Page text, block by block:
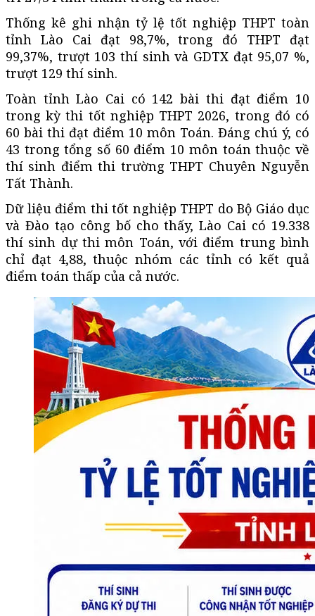
Thống kê ghi nhận tỷ lệ tốt nghiệp THPT toàn
tỉnh Lào Cai đạt 98,7%, trong đó THPT đạt
99,37%, trượt 103 thí sinh và GDTX đạt 95,07 %,
trượt 129 thí sinh.
Toàn tỉnh Lào Cai có 142 bài thi đạt điểm 10
trong kỳ thi tốt nghiệp THPT 2026, trong đó có
60 bài thi đạt điểm 10 môn Toán. Đáng chú ý, có
43 trong tổng số 60 điểm 10 môn toán thuộc về
thí sinh điểm thi trường THPT Chuyên Nguyễn
Tất Thành.
Dữ liệu điểm thi tốt nghiệp THPT do Bộ Giáo dục
và Đào tạo công bố cho thấy, Lào Cai có 19.338
thí sinh dự thi môn Toán, với điểm trung bình
chỉ đạt 4,88, thuộc nhóm các tỉnh có kết quả
điểm toán thấp của cả nước.